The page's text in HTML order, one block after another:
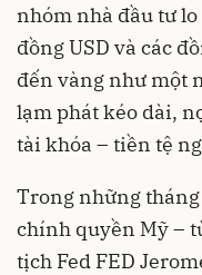
nhóm nhà đầu tư
đồng USD và các
đến vàng như một
lạm phát kéo dài,
tài khóa – tiền tệ
Trong những
chính quyền Mỹ –
tịch Fed FED